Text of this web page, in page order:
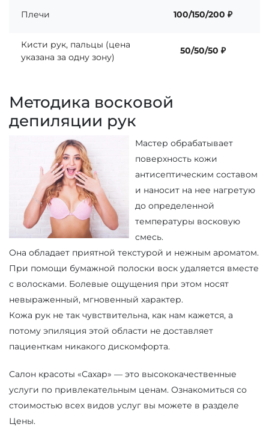
Плечи 100/150/200 ₽
Кисти рук, пальцы (цена
указана за одну зону)
50/50/50 ₽
Методика восковой
депиляции рук
Мастер обрабатывает
поверхность кожи
антисептическим составом
и наносит на нее нагретую
до определенной
температуры восковую
смесь.
Она обладает приятной текстурой и нежным ароматом.
При помощи бумажной полоски воск удаляется вместе
с волосками. Болевые ощущения при этом носят
невыраженный, мгновенный характер.
Кожа рук не так чувствительна, как нам кажется, а
потому эпиляция этой области не доставляет
пациенткам никакого дискомфорта.
Салон красоты «Сахар» — это высококачественные
услуги по привлекательным ценам. Ознакомиться со
стоимостью всех видов услуг вы можете в разделе
Цены.